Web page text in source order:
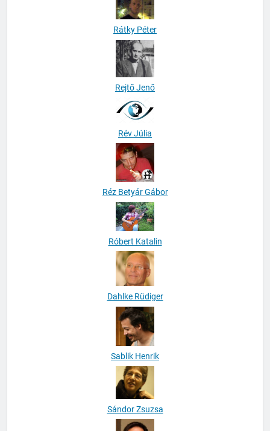
Rátky Péter
Rejtő Jenő
Rév Júlia
Réz Betyár Gábor
Róbert Katalin
Dahlke Rüdiger
Sablik Henrik
Sándor Zsuzsa